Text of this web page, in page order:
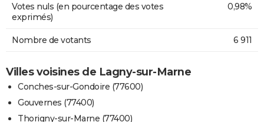
Votes nuls (en pourcentage des votes
exprimés)
0,98%
Nombre de votants 6 911
Villes voisines de Lagny-sur-Marne
Conches-sur-Gondoire (77600)
Gouvernes (77400)
Thorigny-sur-Marne (77400)